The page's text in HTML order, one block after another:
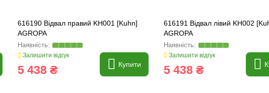
616190 Відвал правий KH001 [Kuhn]
AGROPA
Залишити відгук
5 438 ₴ Купити
616191 Відвал лівий KH002
AGROPA
Залишити відгук
5 438 ₴